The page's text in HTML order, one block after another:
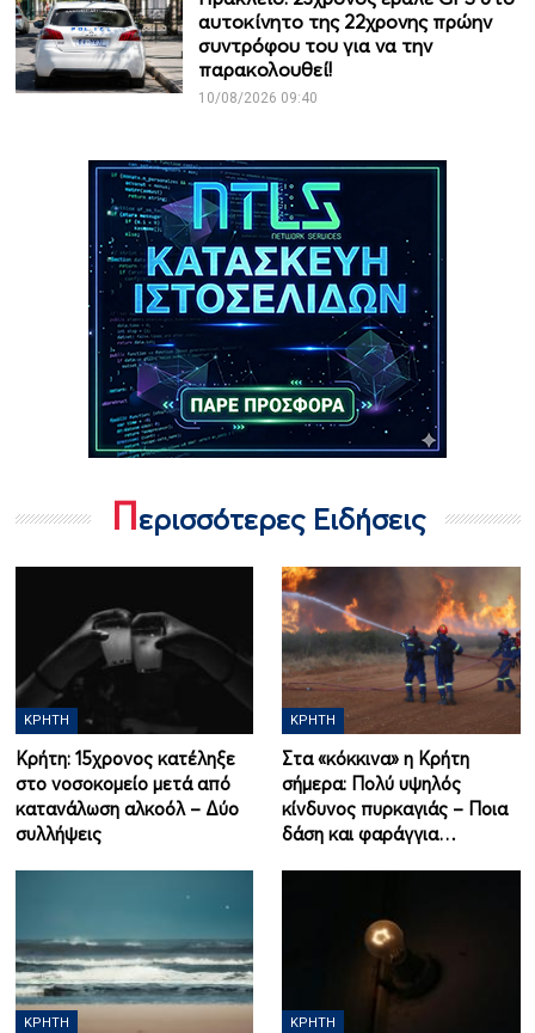
αυτοκίνητο της 22χρονης πρώην
συντρόφου του για να την
παρακολουθεί!
10/08/2026 09:40
Περισσότερες Ειδήσεις
ΚΡΉΤΗ
Κρήτη: 15χρονος κατέληξε
στο νοσοκομείο μετά από
κατανάλωση αλκοόλ – Δύο
συλλήψεις
ΚΡΉΤΗ
Στα «κόκκινα» η Κρήτη
σήμερα: Πολύ υψηλός
κίνδυνος πυρκαγιάς – Ποια
δάση και φαράγγια…
ΚΡΉΤΗ ΚΡΉΤΗ